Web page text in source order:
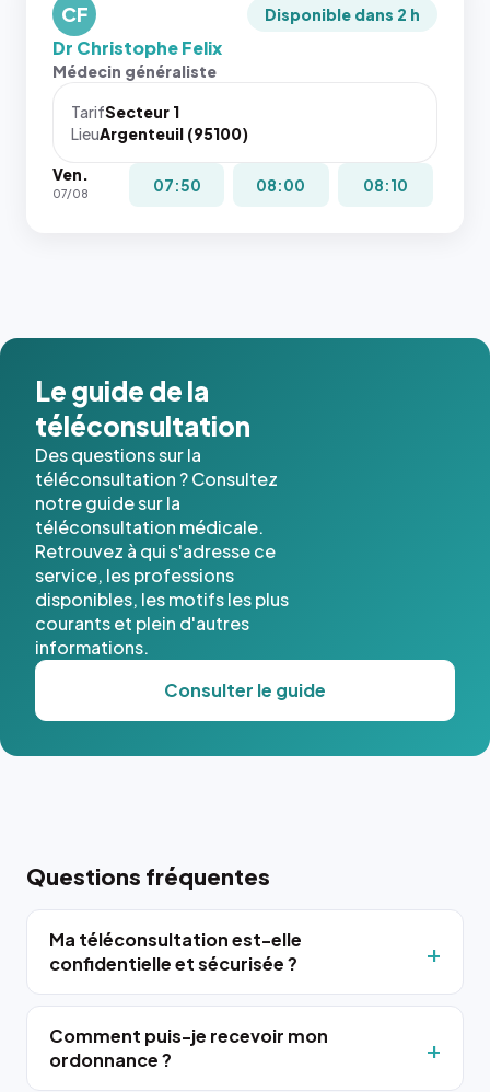
CF Disponible dans 2 h
Dr Christophe Felix
Médecin généraliste
TarifSecteur 1
LieuArgenteuil (95100)
Ven.
07/08 07:50 08:00 08:10
Le guide de la
téléconsultation
Des questions sur la
téléconsultation ? Consultez
notre guide sur la
téléconsultation médicale.
Retrouvez à qui s'adresse ce
service, les professions
disponibles, les motifs les plus
courants et plein d'autres
informations.
Consulter le guide
Questions fréquentes
Ma téléconsultation est-elle
confidentielle et sécurisée ?
Comment puis-je recevoir mon
ordonnance ?